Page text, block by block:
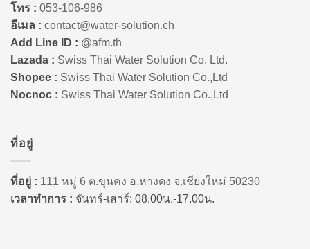
โทร : 053-106-986
อีเมล : contact@water-solution.ch
Add Line ID : @afm.th
Lazada : Swiss Thai Water Solution Co. Ltd.
Shopee : Swiss Thai Water Solution Co.,Ltd
Nocnoc : Swiss Thai Water Solution Co.,Ltd
ที่อยู่
ที่อยู่ : 111 หมู่ 6 ต.ขุนคง อ.หางดง จ.เชียงใหม่ 50230
เวลาทำการ : จันทร์-เสาร์: 08.00น.-17.00น.